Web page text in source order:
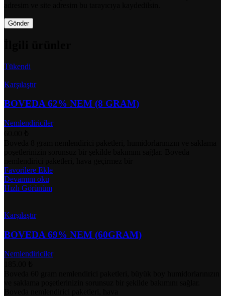
Tükendi
Karşılaştır
BOVEDA 62% NEM (8 GRAM)
Nemlendiriciler
Favorilere Ekle
Devamını oku
Hızlı Görünüm
Karşılaştır
BOVEDA 69% NEM (60GRAM)
Nemlendiriciler